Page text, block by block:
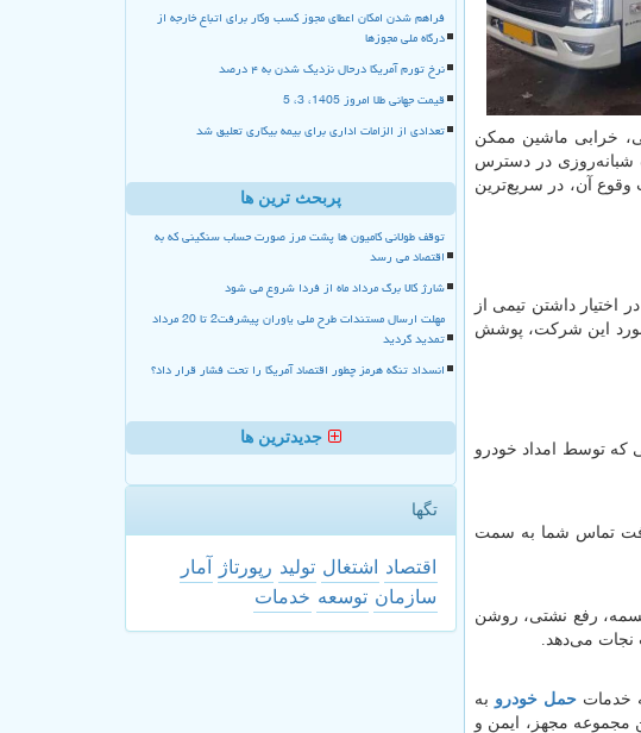
خرابی ماشین ممکن
شبانه‌روزی در دسترس
وقوع آن، در سریع‌ترین
داشتن تیمی از
مورد این شرکت، پوشش
که توسط امداد خودرو
تماس شما به سمت
تسمه، رفع نشتی، روشن‌
نجات می‌دهد.
خدمات حمل خودرو به
مجموعه مجهز، ایمن و
فراهم شدن امکان اعطای مجوز کسب وکار برای اتباع خارجه از
درگاه ملی مجوزها
نرخ تورم آمریکا درحال نزدیک شدن به ۴ درصد
قیمت جهانی طلا امروز 1405، 3، 5
تعدادی از الزامات اداری برای بیمه بیکاری تعلیق شد
پربحث ترین ها
توقف طولانی کامیون ها پشت مرز صورت حساب سنگینی که به
اقتصاد می رسد
شارژ کالا برگ مرداد ماه از فردا شروع می شود
مهلت ارسال مستندات طرح ملی یاوران پیشرفت2 تا 20 مرداد
تمدید گردید
انسداد تنگه هرمز چطور اقتصاد آمریکا را تحت فشار قرار داد؟
جدیدترین ها
تگها
اقتصاد اشتغال تولید رپورتاژ
آمار
سازمان توسعه خدمات